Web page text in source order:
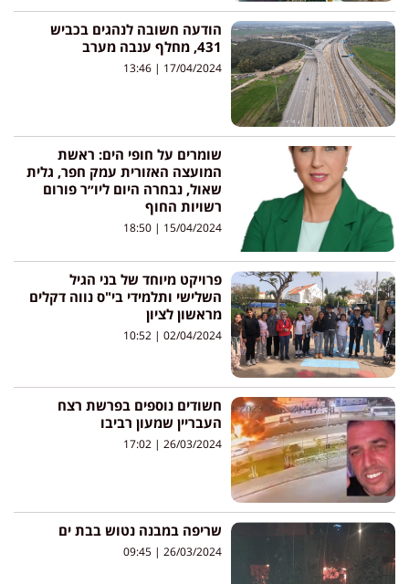
הודעה חשובה לנהגים בכביש
431, מחלף ענבה מערב
17/04/2024
שומרים על חופי הים: ראשת
המועצה האזורית עמק חפר, גלית
שאול, נבחרה היום ליו״ר פורום
רשויות החוף
15/04/2024
פרויקט מיוחד של בני הגיל
השלישי ותלמידי בי"ס נווה דקלים
מראשון לציון
02/04/2024
חשודים נוספים בפרשת רצח
העבריין שמעון רביבו
26/03/2024
שריפה במבנה נטוש בבת ים
26/03/2024